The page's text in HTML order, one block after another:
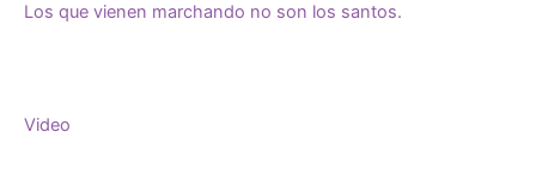
Los que vienen marchando no son los santos.
Video